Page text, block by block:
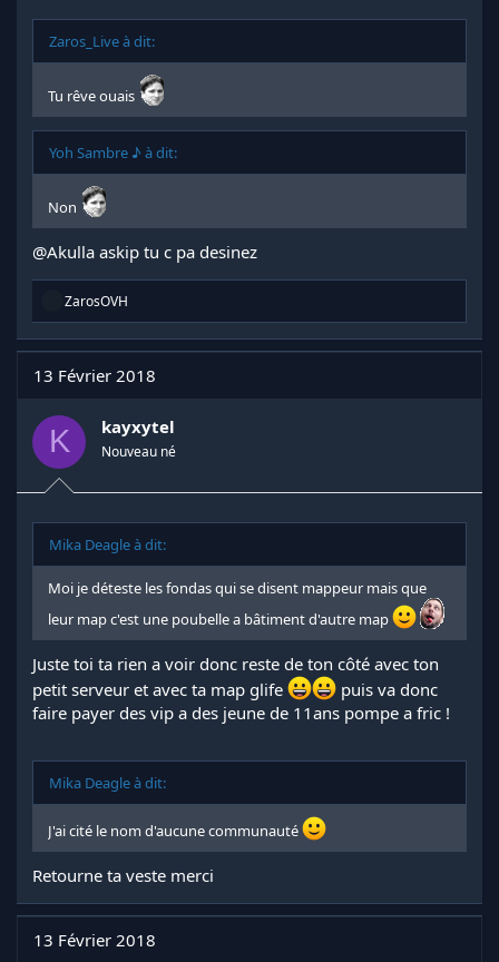
Zaros_Live à dit:
Tu rêve ouais
Yoh Sambre ♪ à dit:
Non
@Akulla askip tu c pa desinez
R
a
c
t
n
s
ZarosOVH
13 Février 2018
K kayxytel
Nouveau né
Mika Deagle à dit:
Moi je déteste les fondas qui se disent mappeur mais que
leur map c'est une poubelle a bâtiment d'autre map
Juste toi ta rien a voir donc reste de ton côté avec ton
petit serveur et avec ta map glife
puis va donc
faire payer des vip a des jeune de 11ans pompe a fric !
Mika Deagle à dit:
J'ai cité le nom d'aucune communauté
Retourne ta veste merci
13 Février 2018